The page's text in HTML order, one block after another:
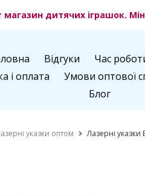
магазин дитячих іграшок.
Відгуки
Час
і оплата
Умови оптової
Блог
указки оптом Лазерні